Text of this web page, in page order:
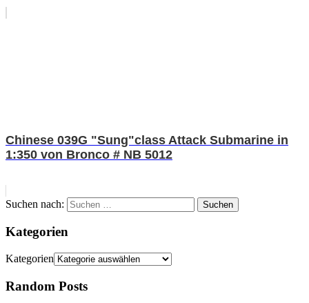
Chinese 039G "Sung"class Attack Submarine in
1:350 von Bronco # NB 5012
Suchen nach: Suchen
Kategorien
Kategorien
Random Posts